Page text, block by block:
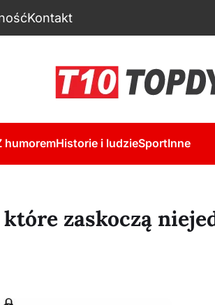
Kontakt
humoremHistorie i ludzieSportInne
zaskoczą